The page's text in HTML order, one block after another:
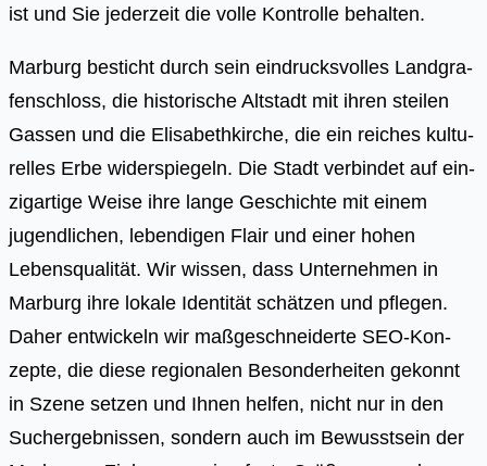
ist und Sie jederzeit die volle Kontrolle behalten.
Mar­burg besticht durch sein ein­drucks­vol­les Land­gra­
fen­schloss, die his­to­ri­sche Alt­stadt mit ihren stei­len
Gas­sen und die Eli­sa­beth­kir­che, die ein rei­ches kul­tu­
rel­les Erbe wider­spie­geln. Die Stadt ver­bin­det auf ein­
zig­ar­ti­ge Wei­se ihre lan­ge Geschich­te mit einem
jugend­li­chen, leben­di­gen Flair und einer hohen
Lebens­qua­li­tät. Wir wis­sen, dass Unter­neh­men in
Mar­burg ihre loka­le Iden­ti­tät schät­zen und pfle­gen.
Daher ent­wi­ckeln wir maß­ge­schnei­der­te SEO-Kon­
zep­te, die die­se regio­na­len Beson­der­hei­ten gekonnt
in Sze­ne set­zen und Ihnen hel­fen, nicht nur in den
Such­ergeb­nis­sen, son­dern auch im Bewusst­sein der